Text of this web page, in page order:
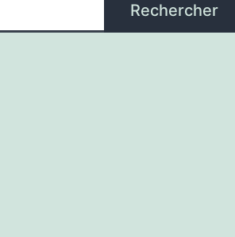
Rechercher